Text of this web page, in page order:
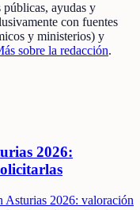
ayudas y
con fuentes
y ministerios) y
sobre la redacción.
2026:
Asturias 2026: valoración